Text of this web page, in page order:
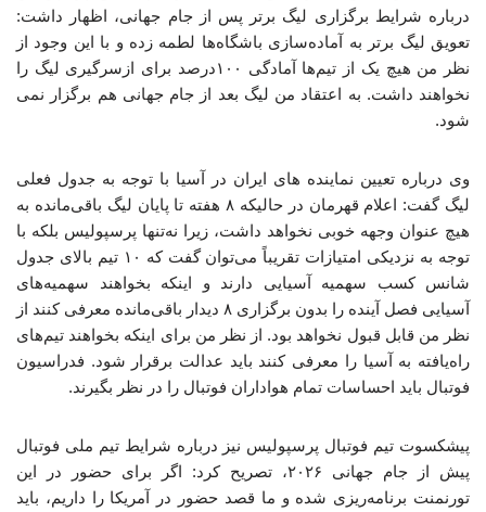
درباره شرایط برگزاری لیگ برتر پس از جام جهانی، اظهار داشت:
تعویق لیگ برتر به آماده‌سازی باشگاه‌ها لطمه زده و با این وجود از
نظر من هیچ یک از تیم‌ها آمادگی ۱۰۰درصد برای ازسرگیری لیگ را
نخواهند داشت. به اعتقاد من لیگ بعد از جام جهانی هم برگزار نمی
شود.
وی درباره تعیین نماینده های ایران در آسیا با توجه به جدول فعلی
لیگ گفت: اعلام قهرمان در حالیکه ۸ هفته تا پایان لیگ باقی‌مانده به
هیچ عنوان وجهه خوبی نخواهد داشت، زیرا نه‌تنها پرسپولیس بلکه با
توجه به نزدیکی امتیازات تقریباً می‌توان گفت که ۱۰ تیم بالای جدول
شانس کسب سهمیه آسیایی دارند و اینکه بخواهند سهمیه‌های
آسیایی فصل آینده را بدون برگزاری ۸ دیدار باقی‌مانده معرفی کنند از
نظر من قابل قبول نخواهد بود. از نظر من برای اینکه بخواهند تیم‌های
راه‌یافته به آسیا را معرفی کنند باید عدالت برقرار شود. فدراسیون
فوتبال باید احساسات تمام هواداران فوتبال را در نظر بگیرند.
پیشکسوت تیم فوتبال پرسپولیس نیز درباره شرایط تیم ملی فوتبال
پیش از جام جهانی ۲۰۲۶، تصریح کرد: اگر برای حضور در این
تورنمنت برنامه‌ریزی شده و ما قصد حضور در آمریکا را داریم، باید